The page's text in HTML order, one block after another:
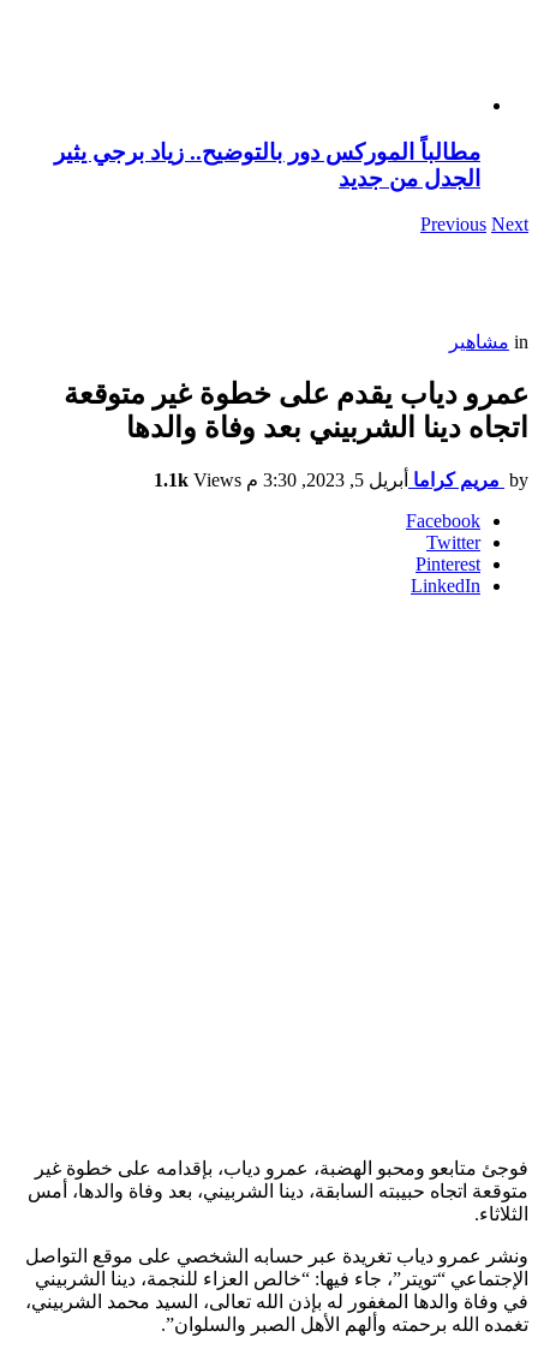
مطالباً الموركس دور بالتوضيح.. زياد برجي يثير
الجدل من جديد
Previous Next
in مشاهير
عمرو دياب يقدم على خطوة غير متوقعة
اتجاه دينا الشربيني بعد وفاة والدها
by مريم كراما أبريل 5, 2023, 3:30 م 1.1k Views
Facebook
Twitter
Pinterest
LinkedIn
فوجئ متابعو ومحبو الهضبة، عمرو دياب، بإقدامه على خطوة غير
متوقعة اتجاه حبيبته السابقة، دينا الشربيني، بعد وفاة والدها، أمس
الثلاثاء.
ونشر عمرو دياب تغريدة عبر حسابه الشخصي على موقع التواصل
الإجتماعي “تويتر”، جاء فيها: “خالص العزاء للنجمة، دينا الشربيني
في وفاة والدها المغفور له بإذن الله تعالى، السيد محمد الشربيني،
تغمده الله برحمته وألهم الأهل الصبر والسلوان”.